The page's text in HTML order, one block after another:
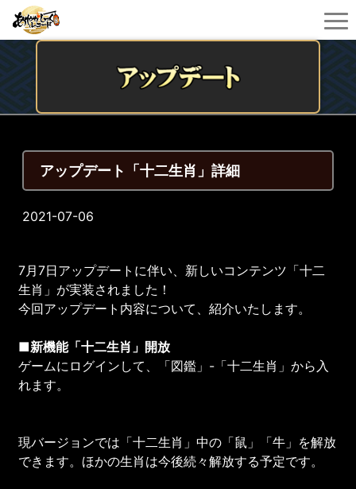
アップデート「十二生肖」詳細
2021-07-06
7月7日アップデートに伴い、新しいコンテンツ「十二
生肖」が実装されました！
今回アップデート内容について、紹介いたします。
■新機能「十二生肖 」開放
ゲームにログインして、「図鑑」-「十二生肖」から入
れます。
現バージョンでは「十二生肖」中の「鼠」「牛」を解放
できます。ほかの生肖は今後続々解放する予定です。